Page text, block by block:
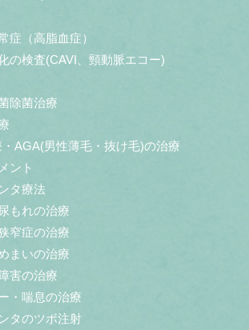
症（高脂血症）
の検査(CAVI、頸動脈エコー)
除菌治療
・AGA(男性薄毛・抜け毛)の治療
ント
タ療法
もれの治療
窄症の治療
まいの治療
害の治療
・喘息の治療
タのツボ注射